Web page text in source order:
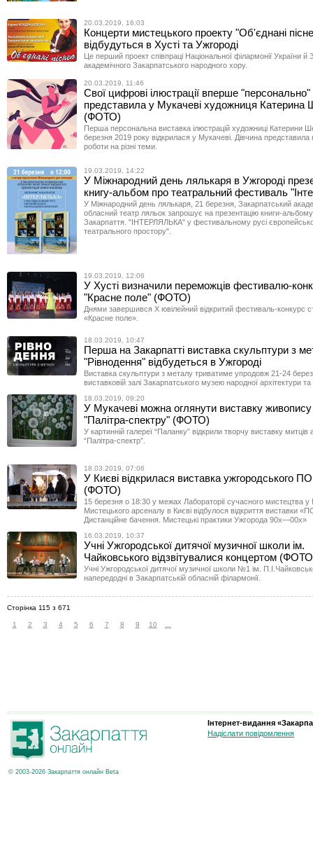
20.03.2019, 16:03
Концерти мистецького проекту "Об'єднані
відбудуться в Хусті та Ужгороді
Це перший проект співпраці Національної філармонії України й
академічного Закарпатського народного хору.
20.03.2019, 11:46
Свої цифрові ілюстрації вперше "персонально"
представила у Мукачеві художниця Катерина
(ФОТО)
Перша персональна виставка ілюстрацій художниці Катерини
березня 2019 року відкрилася у Мукачеві. Дівчина представила
роботи на різні теми.
19.03.2019, 14:22
У Міжнародний день лялькаря в Ужгороді
книгу-альбом про театральний фестиваль
У Міжнародний день лялькаря, 21 березня, Закарпатський
обласний театр ляльок запрошує на презентацію книги-
Закарпаття. "ІНТЕРЛЯЛЬКА" у фестивальному русі
театрального простору".
19.03.2019, 12:06
У Хусті визначили переможців фестивалю-
"Красне поле" (ФОТО)
Днями завершився Х ювілейний відкритий фестиваль-конкурс
«Красне поле».
18.03.2019, 10:47
Перша на Закарпатті виставка скульптури з
"Рівнодення" відбудеться в Ужгороді
Виставка скульптури з металу триватиме упродовж 21-24
виставковій залі Закарпатського музею народної архітектури
18.03.2019, 09:20
У Мукачеві можна оглянути виставку живопису
"Палітра-спектру" (ФОТО)
У картинній галереї “Паланку” відкрили творчу виставку митців
“Палітра-спектр”.
18.03.2019, 07:06
У Києві відкрилася виставка ужгородського
(ФОТО)
15 березня о 18:30 у межах Лабораторії сучасного мистецтва у
Мистецького арсеналу в Києві відбулося відкриття виставки
Дистанційне бачення. Мистецькі практики Ужгорода 90х—00х»
16.03.2019, 10:37
Учні Ужгородської дитячої музичної школи ім.
Чайковського відзвітувалися концертом
Учні Ужгородської дитячої музичної школи №1 ім.
напередодні в Закарпатській обласній філармонії.
Сторінка 115 з 671
1 2 3 4 5 6 7 8 9 10
© 2003-2026 Закарпаття онлайн Beta
Інтернет-видання
Надіслати повідомлення